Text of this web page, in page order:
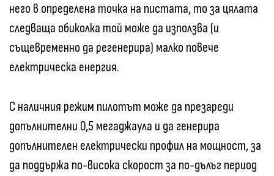
него в определена точка на пистата, то за цялата
следваща обиколка той може да използва (и
същевременно да регенерира) малко повече
електрическа енергия.
С наличния режим пилотът може да презареди
допълнителни 0,5 мегаджаула и да генерира
допълнителен електрически профил на мощност, за
да поддържа по-висока скорост за по-дълъг период